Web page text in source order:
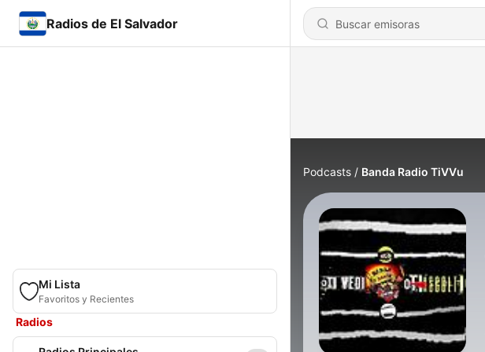
Radios de El Salvador
Mi Lista
Favoritos y Recientes
Radios
Podcasts Banda Radio TiVVu